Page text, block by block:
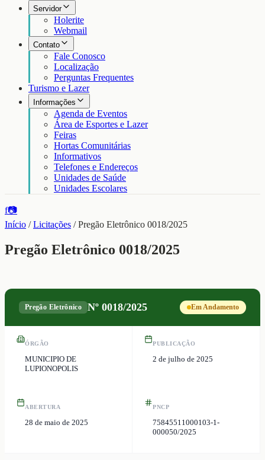
Servidor
Holerite
Webmail
Contato
Fale Conosco
Localização
Perguntas Frequentes
Turismo e Lazer
Informações
Agenda de Eventos
Área de Esportes e Lazer
Feiras
Hortas Comunitárias
Informativos
Telefones e Endereços
Unidades de Saúde
Unidades Escolares
f📷
Início /Licitações /Pregão Eletrônico 0018/2025
Pregão Eletrônico 0018/2025
Pregão Eletrônico Nº0018/2025 Em Andamento
ÓRGÃO
MUNICIPIO DE
LUPIONOPOLIS
PUBLICAÇÃO
2 de julho de 2025
ABERTURA
28 de maio de 2025
PNCP
75845511000103-1-
000050/2025